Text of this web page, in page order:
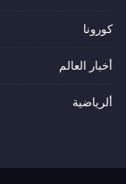
كورونا
أخبار العالم
ألرياضية